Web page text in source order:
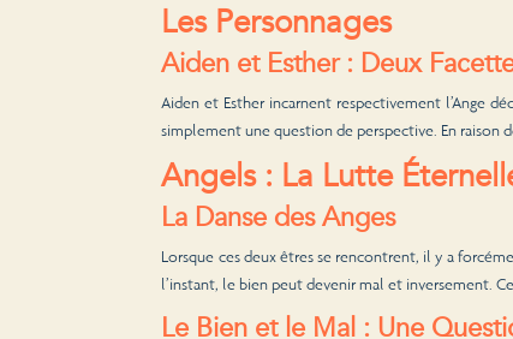
Les Personnages
Aiden et Esther : Deux
Aiden et Esther incarnent respectivement l’Ange
simplement une question de perspective. En raison
Angels : La Lutte
La Danse des Anges
Lorsque ces deux êtres se rencontrent, il y a
l’instant, le bien peut devenir mal et inversement.
Le Bien et le Mal : Une